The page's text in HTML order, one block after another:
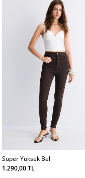
Super Yuksek Bel
1.290,00 TL